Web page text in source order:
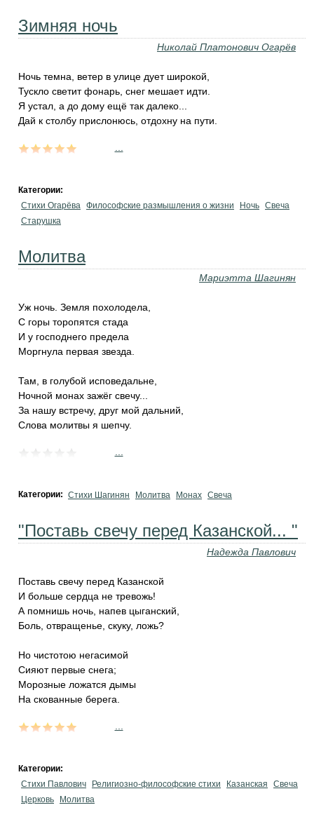
Зимняя ночь
Николай Платонович Огарёв
Ночь темна, ветер в улице дует широкой,
Тускло светит фонарь, снег мешает идти.
Я устал, а до дому ещё так далеко...
Дай к столбу прислонюсь, отдохну на пути.
Категории:
Стихи Огарёва Философские размышления о жизни Ночь Свеча
Старушка
Молитва
Мариэтта Шагинян
Уж ночь. Земля похолодела,
С горы торопятся стада
И у господнего предела
Моргнула первая звезда.
Там, в голубой исповедальне,
Ночной монах зажёг свечу...
За нашу встречу, друг мой дальний,
Слова молитвы я шепчу.
Категории: Стихи Шагинян Молитва Монах Свеча
"Поставь свечу перед Казанской... "
Надежда Павлович
Поставь свечу перед Казанской
И больше сердца не тревожь!
А помнишь ночь, напев цыганский,
Боль, отвращенье, скуку, ложь?
Но чистотою негасимой
Сияют первые снега;
Морозные ложатся дымы
На скованные берега.
Категории:
Стихи Павлович
Религиозно-философские стихи Казанская
Свеча
Церковь
Молитва